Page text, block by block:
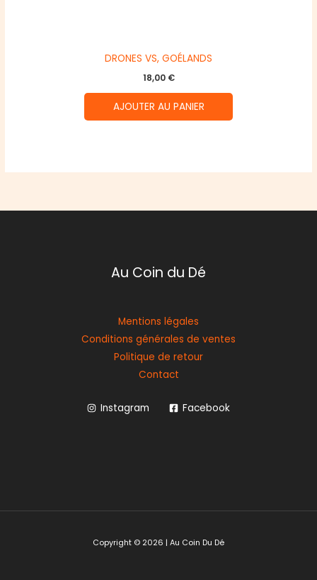
DRONES VS, GOÉLANDS
18,00 €
AJOUTER AU PANIER
Au Coin du Dé
Mentions légales
Conditions générales de ventes
Politique de retour
Contact
Instagram Facebook
Copyright © 2026 | Au Coin Du Dé